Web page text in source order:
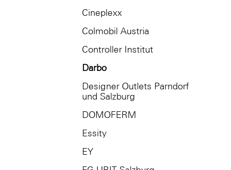
Cineplexx
Colmobil Austria
Controller Institut
Darbo
Designer Outlets Parndorf
und Salzburg
DOMOFERM
Essity
EY